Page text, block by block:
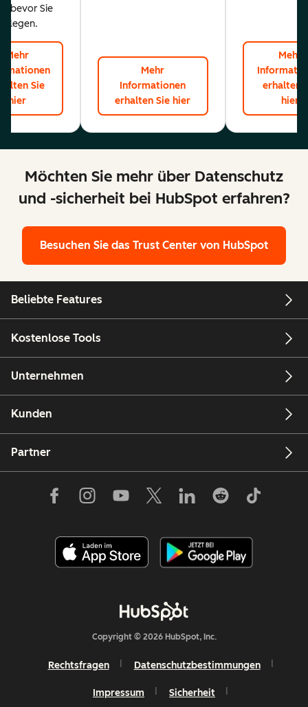
bevor Sie
Mehr
Sie
hier
Mehr
Informationen
erhalten Sie hier
Mehr
erhalten
hier
Möchten Sie mehr über Datenschutz
und -sicherheit bei HubSpot erfahren?
Besuchen Sie das Trust Center von HubSpot
Beliebte Features
Kostenlose Tools
Unternehmen
Kunden
Partner
Copyright © 2026 HubSpot, Inc.
Rechtsfragen Datenschutzbestimmungen
Impressum Sicherheit